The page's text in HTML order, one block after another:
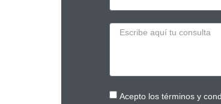
Acepto los términos y